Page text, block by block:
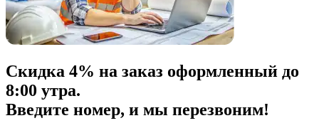
Скидка 4% на заказ оформленный до
8:00 утра.
Введите номер, и мы перезвоним!